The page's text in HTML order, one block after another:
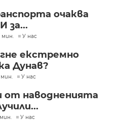
очаква
за...
мин. У нас
екстремно
Дунав?
мин. У нас
от наводненията
У нас